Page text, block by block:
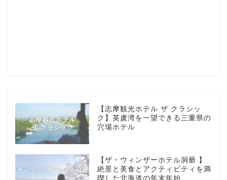
【志摩観光ホテル ザ クラシッ
ク】英虞湾を一望できる三重県の
穴場ホテル
【ザ・ウィンザーホテル洞爺 】
絶景と美食とアクティビティを満
喫した北海道の年末年始。
HOTEL
MarriottBonvoy
TRAVEL